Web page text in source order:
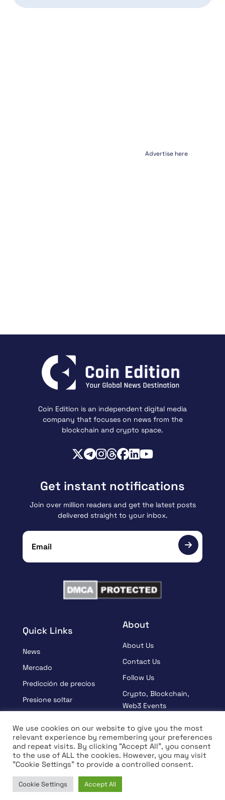
Advertise here
Home News
Coin Edition is an independent digital media
company that focuses on news from the
blockchain and crypto space.
Quick Links
News
Mercado
Predicción de precios
Presione soltar
Aprender
Entrevista
About
About Us
Contact Us
Follow Us
Crypto, Blockchain,
Web3 Events
Terms And Condition
Privacy Policy
Get instant notifications
Join over million readers and get the latest posts
delivered straight to your inbox.
© Copyright 2026 All rights Reserved | Coin Edition
We use cookies on our website to give you the most
relevant experience by remembering your preferences
and repeat visits. By clicking “Accept All”, you consent
to the use of ALL the cookies. However, you may visit
"Cookie Settings" to provide a controlled consent.
Cookie Settings Accept All